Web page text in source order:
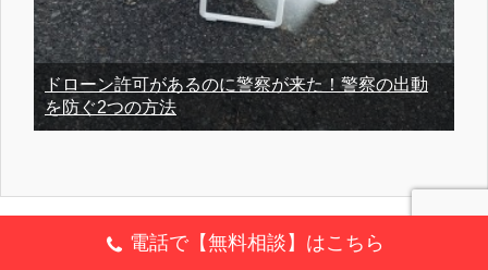
ドローン許可があるのに警察が来た！警察の出動
を防ぐ2つの方法
電話で【無料相談】はこちら